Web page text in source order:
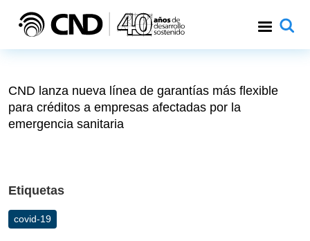
CND lanza nueva línea de garantías más flexible
para créditos a empresas afectadas por la
emergencia sanitaria
Etiquetas
covid-19